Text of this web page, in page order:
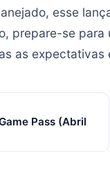
esse
prepare-se
as
Pass (Abril